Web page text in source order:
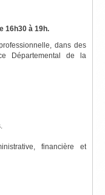
16h30 à 19h.
dans des
Départemental de la
financière et